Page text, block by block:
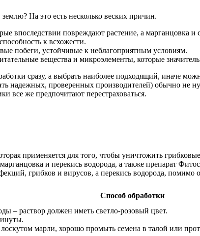
На это есть несколько веских причин.
впоследствии повреждают растение, а марганцовка
к всхожести.
побеги, устойчивые к неблагоприятным условиям.
вещества и микроэлементы, которые
сразу, а выбрать наиболее подходящий, иначе
надежных, проверенных производителей) обычно не
все же предпочитают перестраховаться.
применяется для того, чтобы уничтожить
и перекись водорода, а также препарат
грибков и вирусов, а перекись водорода, помимо
Способ обработки
– раствор должен иметь светло-розовый цвет.
марли, хорошо промыть семена в талой или